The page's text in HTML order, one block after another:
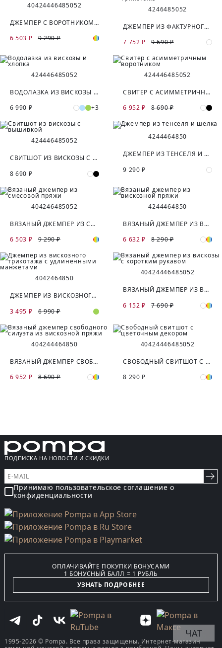
40424446485052
ДЖЕМПЕР С ВОРОТНИКОМ ПОЛО
6 503 ₽
9 290 ₽
4246485052
ДЖЕМПЕР ИЗ ФАКТУРНОГО ТРИКОТАЖА
7 752 ₽
9 690 ₽
424446485052
ВОДОЛАЗКА ИЗ ВИСКОЗЫ И ХЛОПКА
6 990 ₽
+3
424446485052
СВИТЕР С АСИММЕТРИЧНЫМ ВОРОТНИКОМ
6 952 ₽
8 690 ₽
424446485052
СВИТШОТ ИЗ ВИСКОЗЫ С ВЫШИВКОЙ
8 690 ₽
4244464850
ДЖЕМПЕР ИЗ ТЕНСЕЛЯ И ШЕЛКА
9 290 ₽
404246485052
ВЯЗАНЫЙ ДЖЕМПЕР ИЗ СМЕСОВОЙ ПРЯЖИ
6 503 ₽
9 290 ₽
4244464850
ВЯЗАНЫЙ ДЖЕМПЕР ИЗ ВИСКОЗНОЙ ПРЯЖИ
6 632 ₽
8 290 ₽
4042464850
ДЖЕМПЕР ИЗ ВИСКОЗНОГО ТРИКОТАЖА С УДЛИНЕННЫМИ МАНЖЕТАМИ
3 495 ₽
6 990 ₽
40424446485052
ВЯЗАНЫЙ ДЖЕМПЕР ИЗ ВИСКОЗЫ С КОРОТКИМ РУКАВОМ
6 152 ₽
7 690 ₽
404244464850
ВЯЗАНЫЙ ДЖЕМПЕР СВОБОДНОГО СИЛУЭТА ИЗ ВИСКОЗНОЙ ПРЯЖИ
6 952 ₽
8 690 ₽
40424446485052
СВОБОДНЫЙ СВИТШОТ С ЦВЕТОЧНЫМ ДЕКОРОМ
8 290 ₽
ПОДПИСКА НА НОВОСТИ И СКИДКИ
Принимаю пользовательское соглашение о
конфиденциальности
ОПЛАЧИВАЙТЕ ПОКУПКИ БОНУСАМИ
1 БОНУСНЫЙ БАЛЛ = 1 РУБЛЬ
УЗНАТЬ ПОДРОБНЕЕ
1995-2026 © Pompa. Все права защищены. Интернет-магазин
ЧАТ